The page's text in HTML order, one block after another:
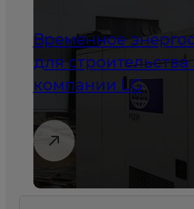
Временное
для строительства
компании LG